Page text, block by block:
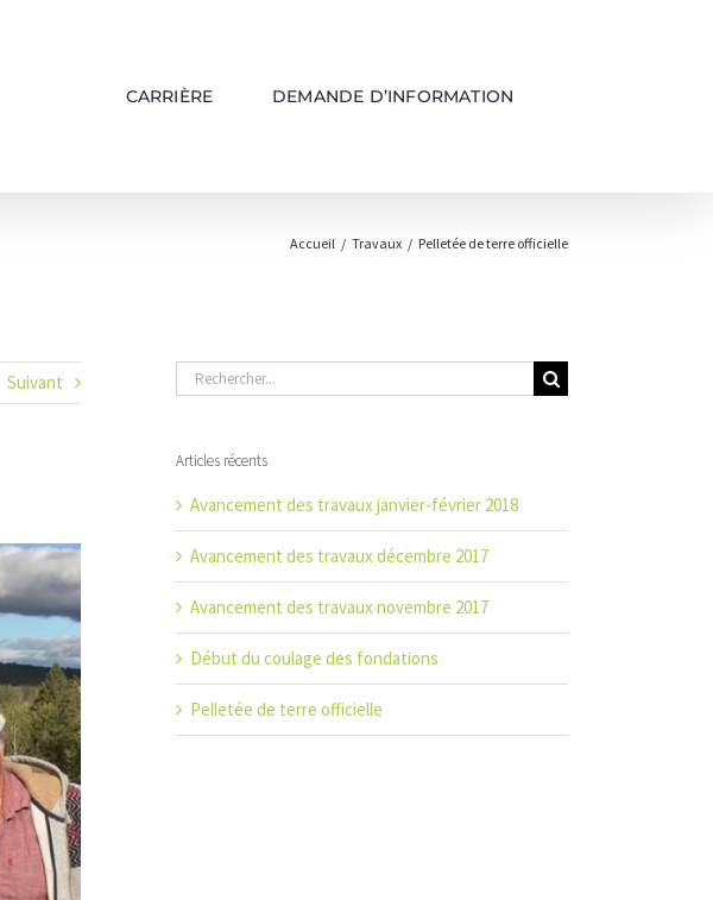
CARRIÈRE DEMANDE D’INFORMATION
Accueil / Travaux / Pelletée de terre officielle
Suivant Rechercher:
Articles récents
Avancement des travaux janvier-février 2018
Avancement des travaux décembre 2017
Avancement des travaux novembre 2017
Début du coulage des fondations
Pelletée de terre officielle